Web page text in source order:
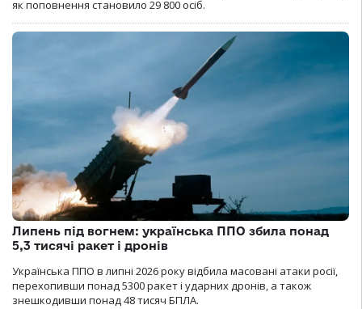
як поповнення становило 29 800 осіб.
Липень під вогнем: українська ППО збила понад
5,3 тисячі ракет і дронів
Українська ППО в липні 2026 року відбила масовані атаки росії,
перехопивши понад 5300 ракет і ударних дронів, а також
знешкодивши понад 48 тисяч БПЛА.